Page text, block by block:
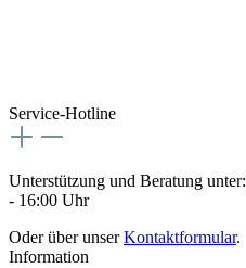
Service-Hotline
Unterstützung und Beratung unter:
- 16:00 Uhr
Oder über unserKontaktformular.
Information